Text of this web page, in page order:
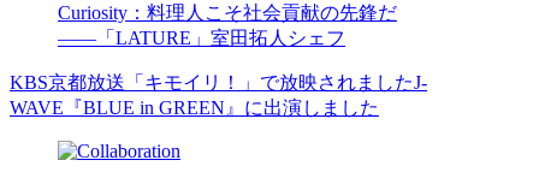
Curiosity：料理人こそ社会貢献の先鋒だ
――「LATURE」室田拓人シェフ
KBS京都放送「キモイリ！」で放映されましたJ-
WAVE『BLUE in GREEN』に出演しました